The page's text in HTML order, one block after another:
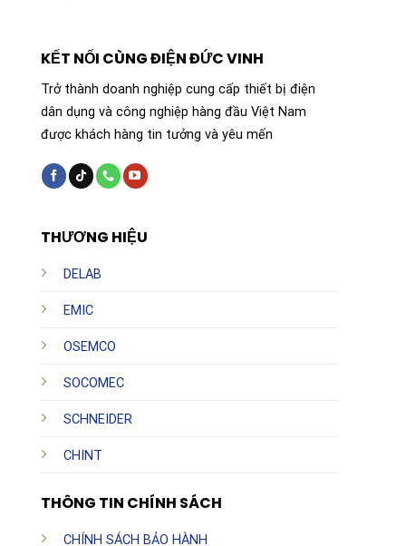
THƯƠNG HIỆU
DELAB
EMIC
OSEMCO
SOCOMEC
SCHNEIDER
CHINT
THÔNG TIN CHÍNH SÁCH
CHÍNH SÁCH BẢO HÀNH
KẾT NỐI CÙNG ĐIỆN ĐỨC VINH
Trở thành doanh nghiệp cung cấp thiết bị điện
dân dụng và công nghiệp hàng đầu Việt Nam
được khách hàng tin tưởng và yêu mến